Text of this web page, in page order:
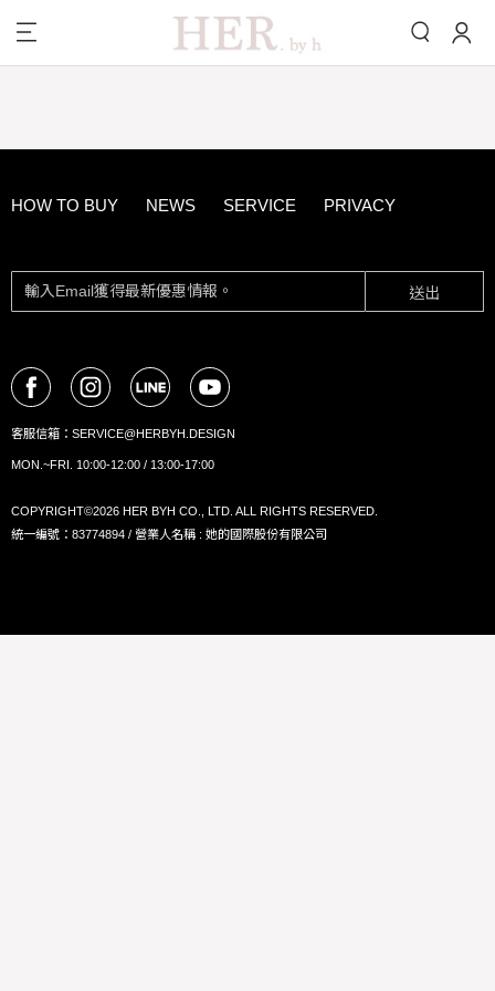
HOW TO BUY NEWS SERVICE PRIVACY
送出
客服信箱： SERVICE@HERBYH.DESIGN
MON.~FRI. 10:00-12:00 / 13:00-17:00
COPYRIGHT©2026 HER BYH CO., LTD. ALL RIGHTS RESERVED.
統一編號：83774894 / 營業人名稱 : 她的國際股份有限公司